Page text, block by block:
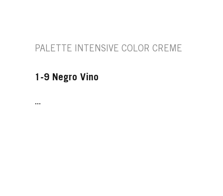
PALETTE INTENSIVE COLOR CREME
1-9 Negro Vino
...